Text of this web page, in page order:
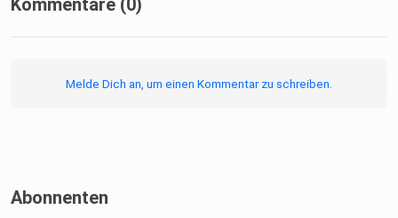
Kommentare (0)
Melde Dich an, um einen Kommentar zu schreiben.
Abonnenten